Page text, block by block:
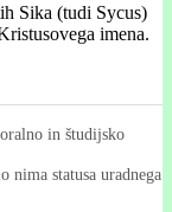
Sika (tudi Sycus)
imena.
in študijsko
nima statusa uradnega